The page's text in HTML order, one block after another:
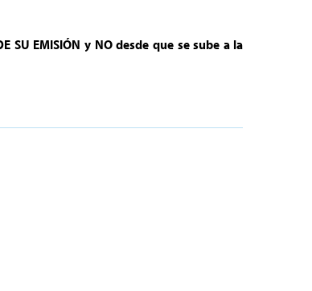
SU EMISIÓN y NO desde que se sube a la